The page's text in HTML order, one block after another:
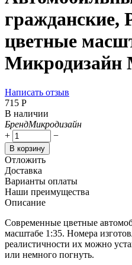
гражданские,
цветные
Микродизайн
Написать отзыв
‍715‍ Р
В наличии
БрендМикродизайн
+
−
В корзину
Отложить
Доставка
Варианты оплаты
Наши преимущества
Описание
Современные цветные
масштабе 1:35. Номера
реалистичности их можно
или немного погнуть.